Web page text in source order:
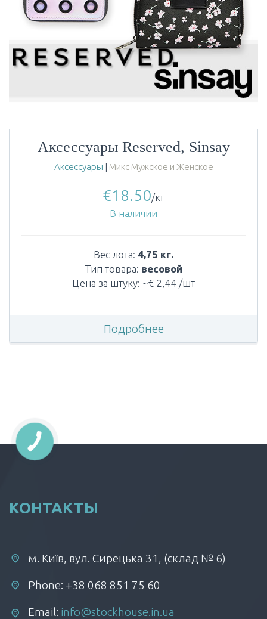
Аксессуары Reserved, Sinsay
Аксессуары | Микс Мужское и Женское
€18.50/кг
В наличии
Вес лота: 4,75 кг.
Тип товара: весовой
Цена за штуку: ~€ 2,44 /шт
Подробнее
КОНТАКТЫ
м. Київ, вул. Сирецька 31, (склад № 6)
Phone: +38 068 851 75 60
Email: info@stockhouse.in.ua